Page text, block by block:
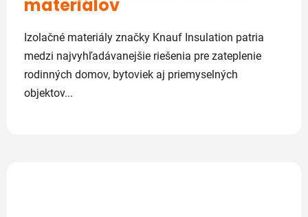
materiálov
Izolačné materiály značky Knauf Insulation patria
medzi najvyhľadávanejšie riešenia pre zateplenie
rodinných domov, bytoviek aj priemyselných
objektov...